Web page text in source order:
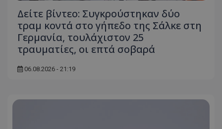
Δείτε βίντεο: Συγκρούστηκαν δύο
τραμ κοντά στο γήπεδο της Σάλκε στη
Γερμανία, τουλάχιστον 25
τραυματίες, οι επτά σοβαρά
06.08.2026 - 21:19